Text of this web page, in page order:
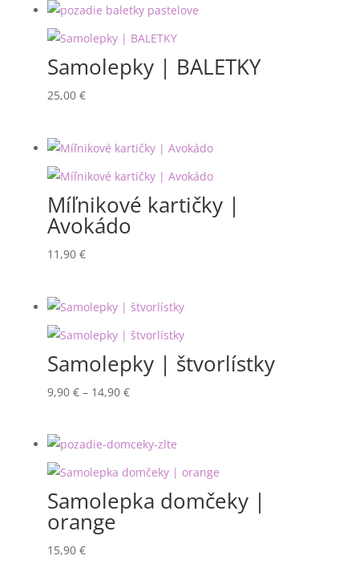
Samolepky | BALETKY
25,00 €
Míľnikové kartičky |
Avokádo
11,90 €
Samolepky | štvorlístky
9,90 € – 14,90 €Price
through
14,90 €
Samolepka domčeky |
orange
15,90 €